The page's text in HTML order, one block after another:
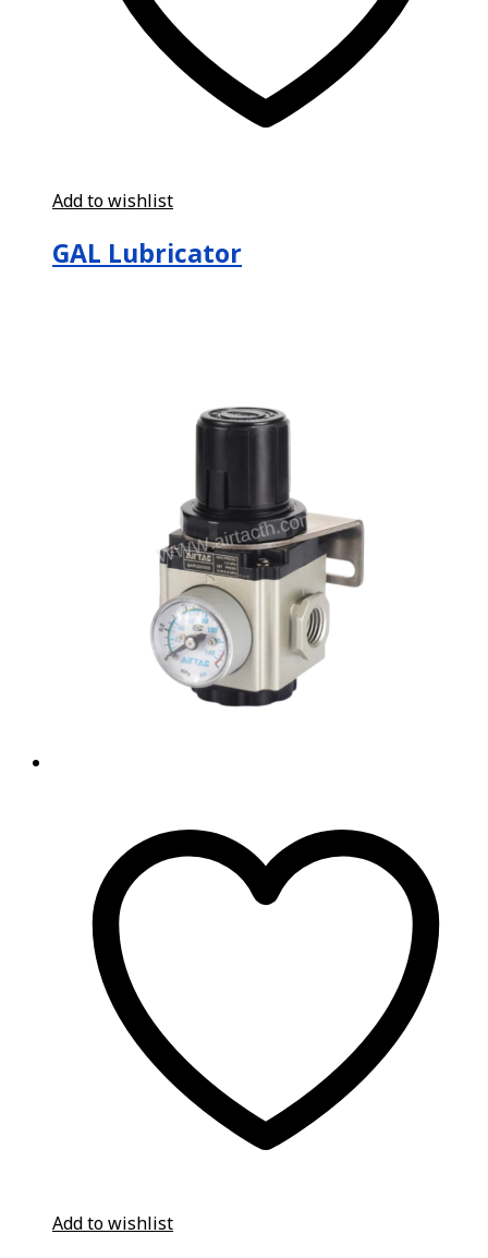
Add to wishlist
GAL Lubricator
Add to wishlist